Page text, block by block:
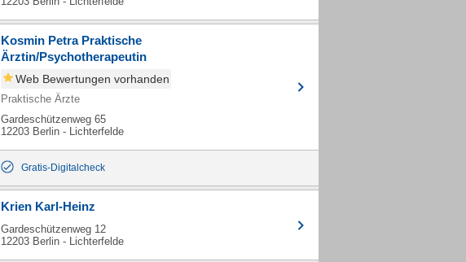
Kosmin Petra Praktische
Ärztin/Psychotherapeutin
Web Bewertungen vorhanden
Praktische Ärzte
Gardeschützenweg 65
12203 Berlin - Lichterfelde
Gratis-Digitalcheck
Krien Karl-Heinz
Gardeschützenweg 12
12203 Berlin - Lichterfelde